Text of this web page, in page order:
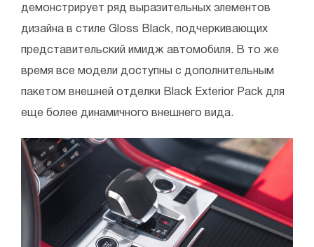
демонстрирует ряд выразительных элементов
дизайна в стиле Gloss Black, подчеркивающих
представительский имидж автомобиля. В то же
время все модели доступны с дополнительным
пакетом внешней отделки Black Exterior Pack для
еще более динамичного внешнего вида.